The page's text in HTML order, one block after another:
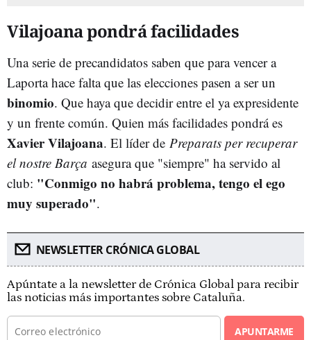
Vilajoana pondrá facilidades
Una serie de precandidatos saben que para vencer a
Laporta hace falta que las elecciones pasen a ser un
binomio. Que haya que decidir entre el ya expresidente
y un frente común. Quien más facilidades pondrá es
Xavier Vilajoana. El líder de Preparats per recuperar
el nostre Barça asegura que "siempre" ha servido al
club: "Conmigo no habrá problema, tengo el ego
muy superado".
NEWSLETTER CRÓNICA GLOBAL
Apúntate a la newsletter de Crónica Global para recibir
las noticias más importantes sobre Cataluña.
APUNTARME